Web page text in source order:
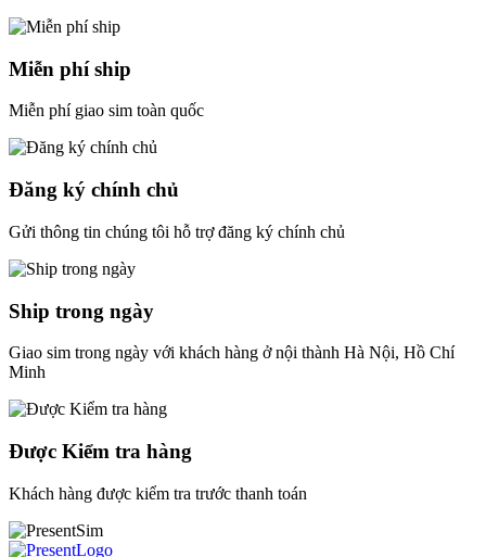
Miễn phí ship
Miễn phí giao sim toàn quốc
Đăng ký chính chủ
Gửi thông tin chúng tôi hỗ trợ đăng ký chính chủ
Ship trong ngày
Giao sim trong ngày với khách hàng ở nội thành Hà Nội, Hồ Chí
Minh
Được Kiểm tra hàng
Khách hàng được kiểm tra trước thanh toán